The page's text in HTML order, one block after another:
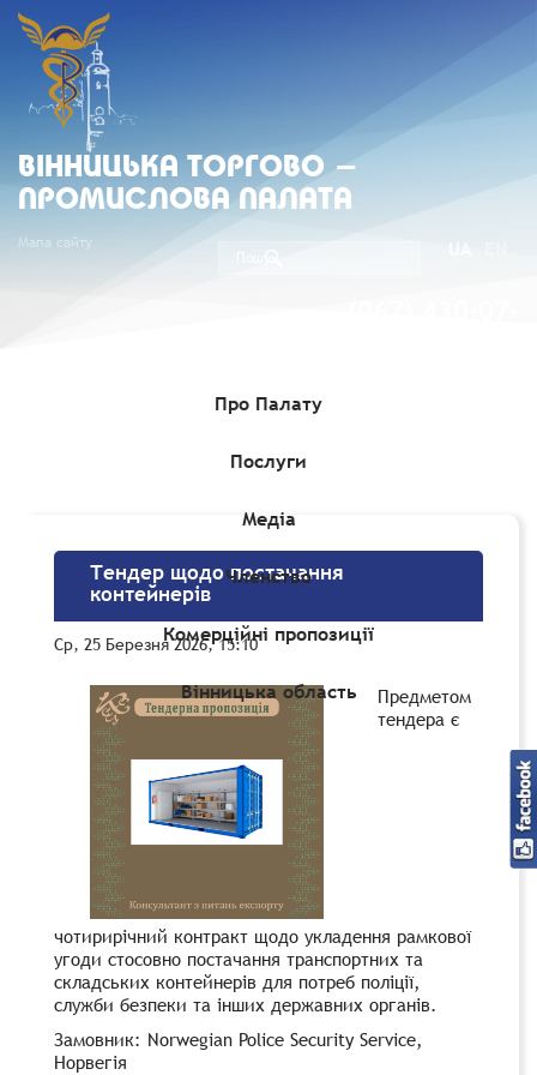
ВIННИЦЬКА ТОРГОВО -
ПРОМИСЛОВА ПАЛАТА
Мапа сайту
Про Палату
Послуги
Медіа
Членство
Комерційні пропозиції
Вінницька область
Комерційні пропозиції»Тендер щодо постачання
Тендер щодо постачання
контейнерів
Ср, 25 Березня 2026, 15:10
Предметом
тендера є
чотирирічний контракт щодо укладення рамкової
угоди стосовно постачання транспортних та
складських контейнерів для потреб поліції,
служби безпеки та інших державних органів.
Замовник: Norwegian Police Security Service,
Норвегія